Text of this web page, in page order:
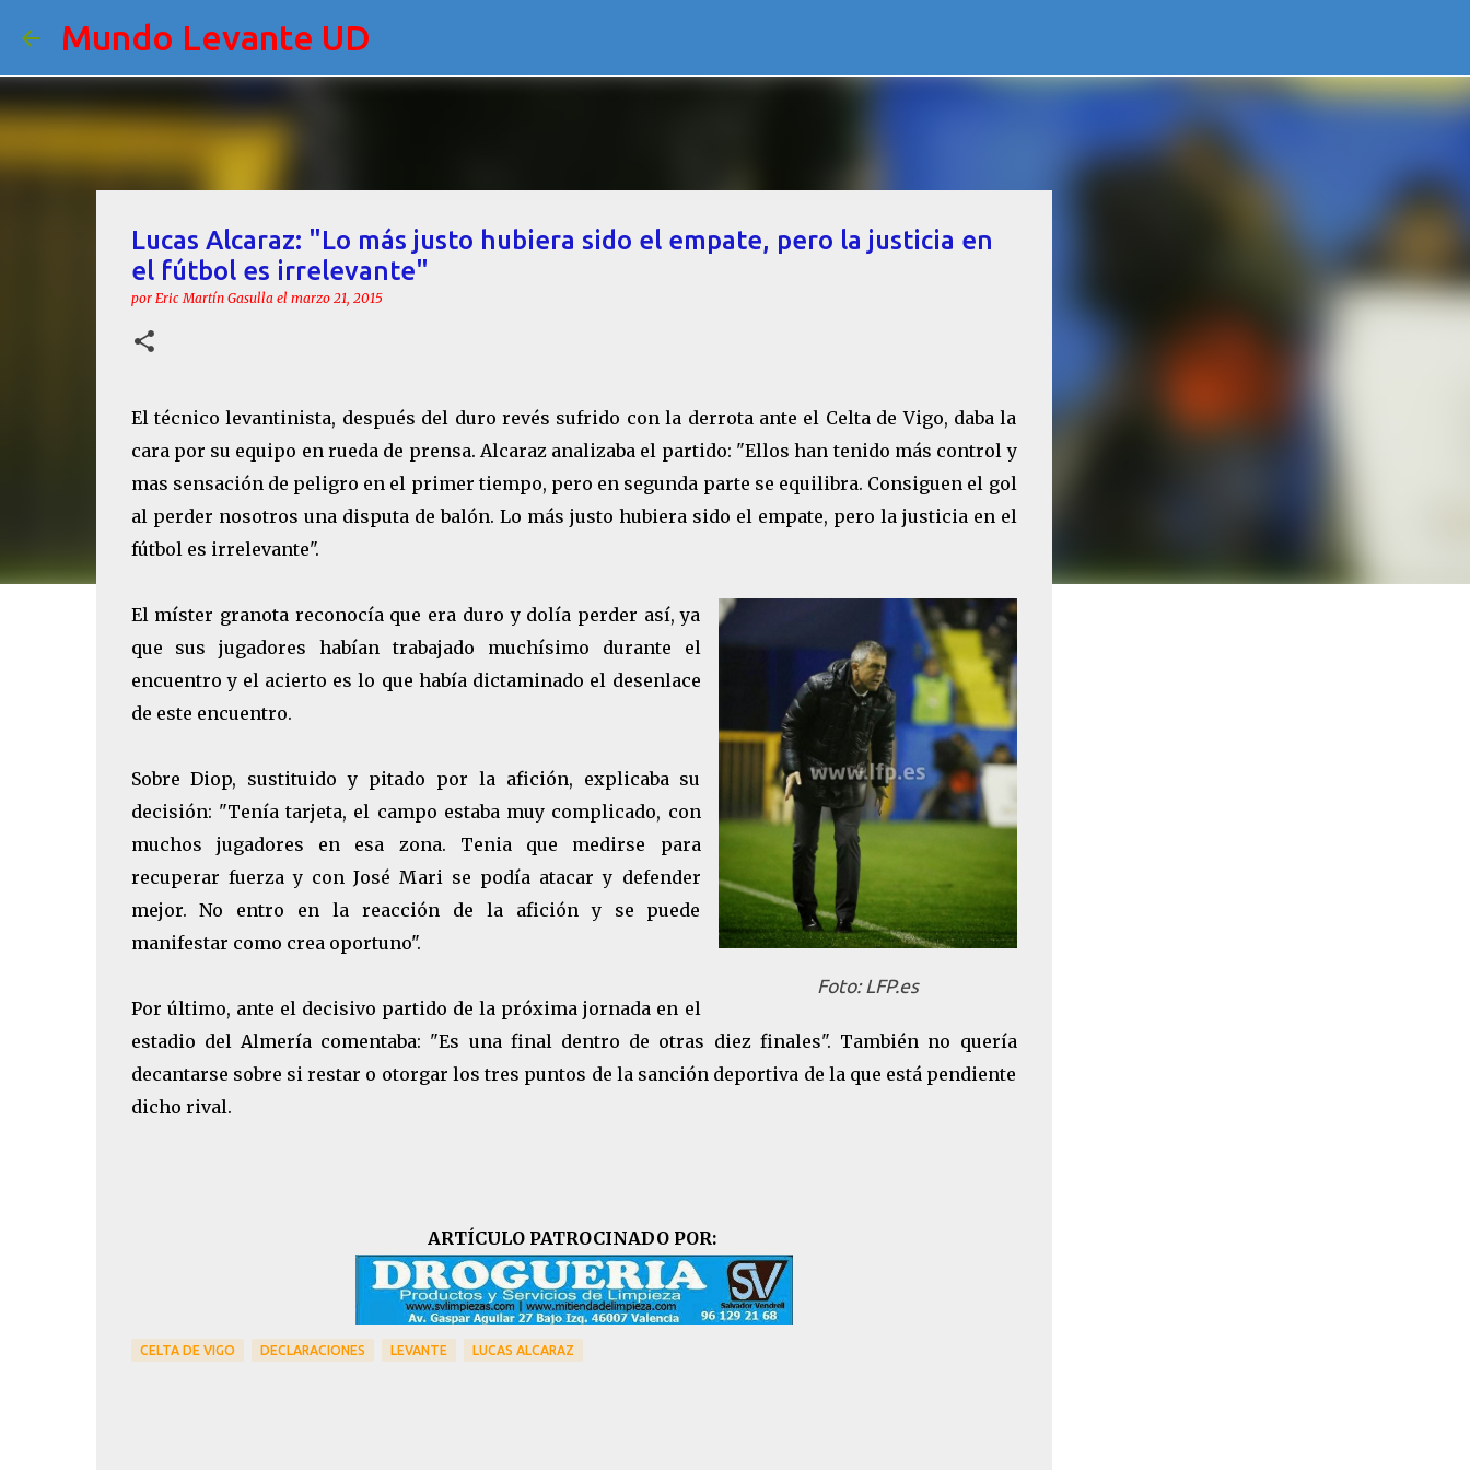
Mundo Levante UD
Lucas Alcaraz: "Lo más justo hubiera sido el empate, pero la justicia en
el fútbol es irrelevante"
por Eric Martín Gasulla el marzo 21, 2015
El técnico levantinista, después del duro revés sufrido con la derrota ante el Celta de Vigo, daba la
cara por su equipo en rueda de prensa. Alcaraz analizaba el partido: "Ellos han tenido más control y
mas sensación de peligro en el primer tiempo, pero en segunda parte se equilibra. Consiguen el gol
al perder nosotros una disputa de balón. Lo más justo hubiera sido el empate, pero la justicia en el
fútbol es irrelevante".
Foto: LFP.es
El míster granota reconocía que era duro y dolía perder así, ya
que sus jugadores habían trabajado muchísimo durante el
encuentro y el acierto es lo que había dictaminado el desenlace
de este encuentro.
Sobre Diop, sustituido y pitado por la afición, explicaba su
decisión: "Tenía tarjeta, el campo estaba muy complicado, con
muchos jugadores en esa zona. Tenia que medirse para
recuperar fuerza y con José Mari se podía atacar y defender
mejor. No entro en la reacción de la afición y se puede
manifestar como crea oportuno".
Por último, ante el decisivo partido de la próxima jornada en el
estadio del Almería comentaba: "Es una final dentro de otras diez finales". También no quería
decantarse sobre si restar o otorgar los tres puntos de la sanción deportiva de la que está pendiente
dicho rival.
ARTÍCULO PATROCINADO POR:
CELTA DE VIGO DECLARACIONES LEVANTE LUCAS ALCARAZ